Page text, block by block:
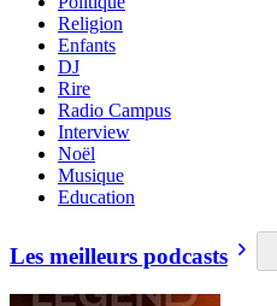
Religion
Enfants
DJ
Rire
Radio Campus
Interview
Noël
Musique
Education
Les meilleurs podcasts